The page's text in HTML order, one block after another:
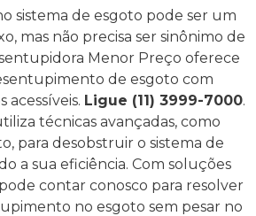
sistema de esgoto pode ser um
mas não precisa ser sinônimo de
Menor Preço oferece
de esgoto com
acessíveis. Ligue (11) 3999-7000.
técnicas avançadas, como
para desobstruir o sistema de
a sua eficiência. Com soluções
contar conosco para resolver
no esgoto sem pesar no